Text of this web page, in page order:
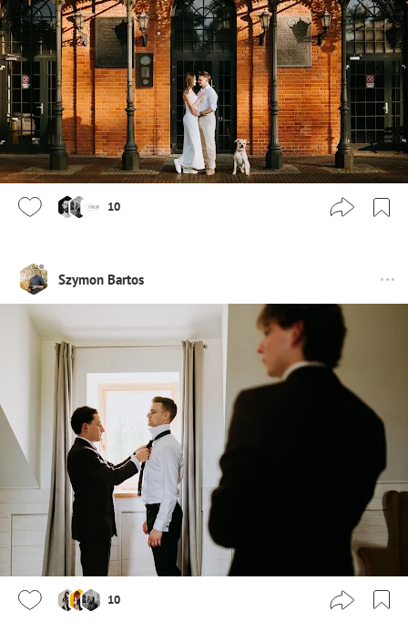
10
Szymon Bartos
10